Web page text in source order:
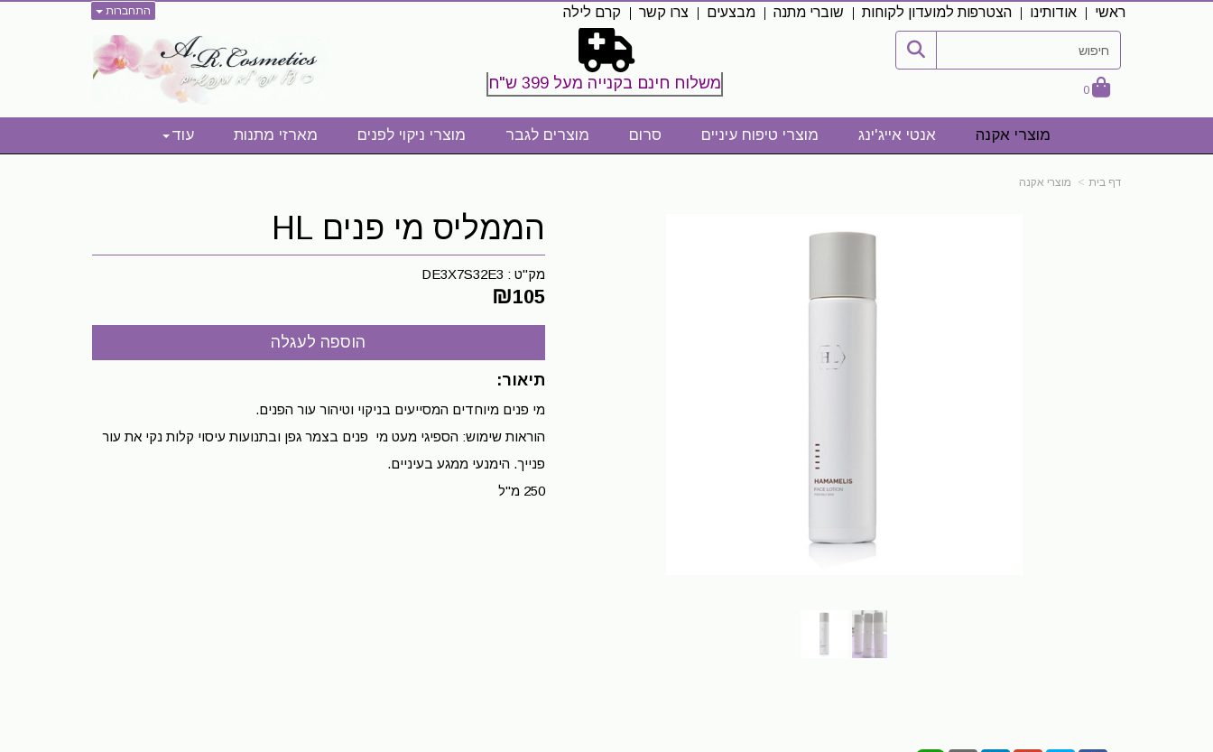
התחברות ראשי אודותינו הצטרפות למועדון לקוחות שוברי מתנה מבצעים צרו קשר קרם לילה
0 משלוח חינם בקנייה מעל 399 ש"ח
מוצרי אקנה אנטי אייג'ינג מוצרי טיפוח עיניים סרום מוצרים לגבר מוצרי ניקוי לפנים מארזי מתנות עוד
דף בית מוצרי אקנה
הממליס מי פנים HL
מק"ט : DE3X7S32E3
₪105
תיאור:
מי פנים מיוחדים המסייעים בניקוי וטיהור עור הפנים.
הוראות שימוש: הספיגי מעט מי פנים בצמר גפן ובתנועות עיסוי קלות נקי את עור
פנייך. הימנעי ממגע בעיניים.
250 מ"ל